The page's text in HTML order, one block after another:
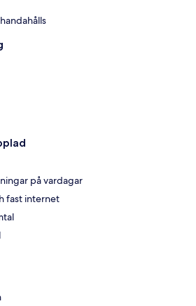
på vardagar
fast internet